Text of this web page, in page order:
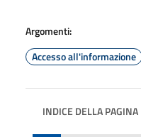
Argomenti:
Accesso all'informazione
INDICE DELLA PAGINA